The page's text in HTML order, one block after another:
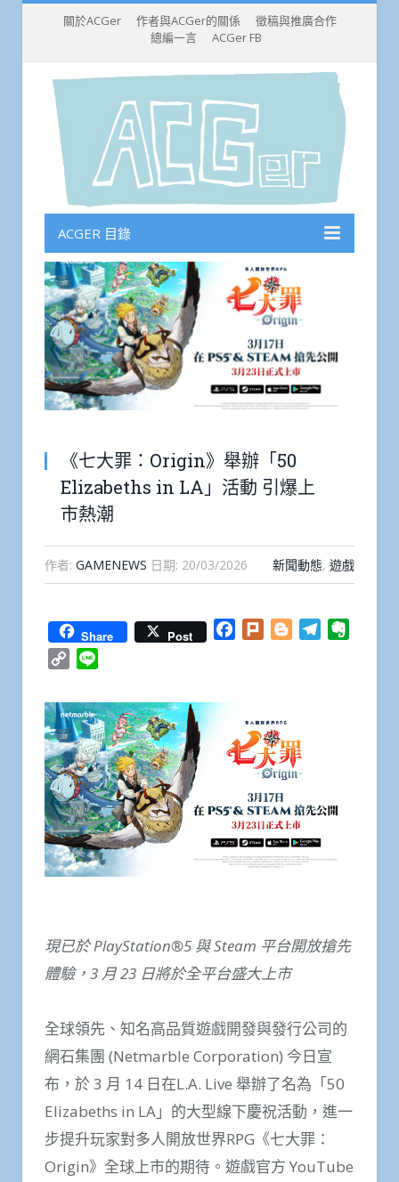
關於ACGer 作者與ACGer的關係
徵稿與推廣合作
總編一言
ACGer FB
ACGER 目錄
《七大罪：Origin》舉辦「50
Elizabeths in LA」活動 引爆上
市熱潮
作者: GAMENEWS 日期: 20/03/2026 新聞動態, 遊戲
Share Post Facebook
Plurk BloggerTelegram
Copy
現已於PlayStation®5 與Steam 平台開放搶先
體驗， 3 月23 日將於全平台盛大上市
全球領先、知名高品質遊戲開發與發行公司的
網石集團 (Netmarble Corporation) 今日宣
布，於 3 月 14 日在L.A. Live 舉辦了名為「50
Elizabeths in LA」的大型線下慶祝活動，進一
步提升玩家對多人開放世界RPG《七大罪：
Origin》全球上市的期待。遊戲官方 YouTube